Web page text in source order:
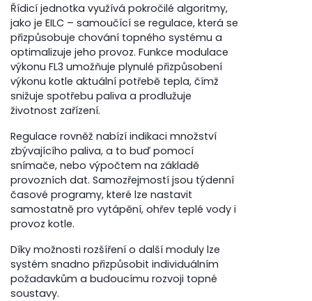
Řídicí jednotka využívá pokročilé algoritmy,
jako je EILC – samoučící se regulace, která se
přizpůsobuje chování topného systému a
optimalizuje jeho provoz. Funkce modulace
výkonu FL3 umožňuje plynulé přizpůsobení
výkonu kotle aktuální potřebě tepla, čímž
snižuje spotřebu paliva a prodlužuje
životnost zařízení.
Regulace rovněž nabízí indikaci množství
zbývajícího paliva, a to buď pomocí
snímače, nebo výpočtem na základě
provozních dat. Samozřejmostí jsou týdenní
časové programy, které lze nastavit
samostatně pro vytápění, ohřev teplé vody i
provoz kotle.
Díky možnosti rozšíření o další moduly lze
systém snadno přizpůsobit individuálním
požadavkům a budoucímu rozvoji topné
soustavy.